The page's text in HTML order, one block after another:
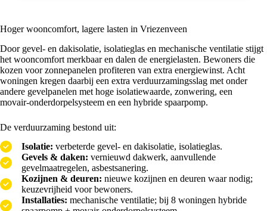
Hoger wooncomfort, lagere lasten in Vriezenveen
Door gevel‑ en dakisolatie, isolatieglas en mechanische ventilatie stijgt
het wooncomfort merkbaar en dalen de energielasten. Bewoners die
kozen voor zonnepanelen profiteren van extra energiewinst. Acht
woningen kregen daarbij een extra verduurzamingsslag met onder
andere gevelpanelen met hoge isolatiewaarde, zonwering, een
movair‑onderdorpelsysteem en een hybride spaarpomp.
De verduurzaming bestond uit:
Isolatie: verbeterde gevel‑ en dakisolatie, isolatieglas.
Gevels & daken: vernieuwd dakwerk, aanvullende
gevelmaatregelen, asbestsanering.
Kozijnen & deuren: nieuwe kozijnen en deuren waar nodig;
keuzevrijheid voor bewoners.
Installaties: mechanische ventilatie; bij 8 woningen hybride